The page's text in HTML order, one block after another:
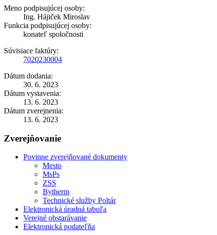
Meno podpisujúcej osoby:
Ing. Hájiček Miroslav
Funkcia podpisujúcej osoby:
konateľ spoločnosti
Súvisiace faktúry:
7020230004
Dátum dodania:
30. 6. 2023
Dátum vystavenia:
13. 6. 2023
Dátum zverejnenia:
13. 6. 2023
Zverejňovanie
Povinne zverejňované dokumenty
Mesto
MsPs
ZSS
Bytherm
Technické služby Poltár
Elektronická úradná tabuľa
Verejné obstarávanie
Elektronická podateľňa